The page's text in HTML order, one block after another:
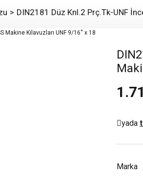
DIN2181 Düz Knl.2 Prç.Tk-UNF
yada
Marka